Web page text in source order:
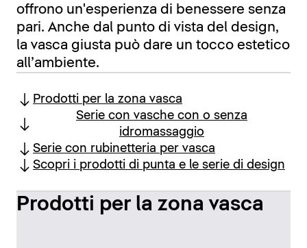
offrono un'esperienza di benessere senza
pari. Anche dal punto di vista del design,
la vasca giusta può dare un tocco estetico
all’ambiente.
Prodotti per la zona vasca
Serie con vasche con o senza
idromassaggio
Serie con rubinetteria per vasca
Scopri i prodotti di punta e le serie di design
Prodotti per la zona vasca